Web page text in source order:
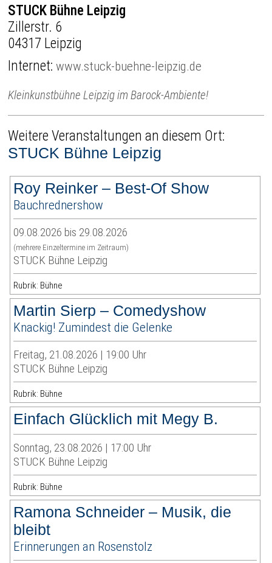
STUCK Bühne Leipzig
Zillerstr. 6
04317 Leipzig
Internet:www.stuck-buehne-leipzig.de
Kleinkunstbühne Leipzig im Barock-Ambiente!
Weitere Veranstaltungen an diesem Ort:
STUCK Bühne Leipzig
Roy Reinker – Best-Of Show
Bauchrednershow
09.08.2026 bis 29.08.2026
(mehrere Einzeltermine im Zeitraum)
STUCK Bühne Leipzig
Rubrik: Bühne
Martin Sierp – Comedyshow
Knackig! Zumindest die Gelenke
Freitag, 21.08.2026 | 19:00 Uhr
STUCK Bühne Leipzig
Rubrik: Bühne
Einfach Glücklich mit Megy B.
Sonntag, 23.08.2026 | 17:00 Uhr
STUCK Bühne Leipzig
Rubrik: Bühne
Ramona Schneider – Musik, die
bleibt
Erinnerungen an Rosenstolz